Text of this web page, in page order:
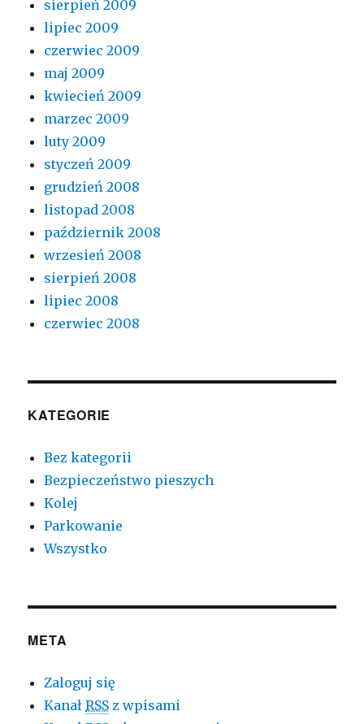
sierpień 2009
lipiec 2009
czerwiec 2009
maj 2009
kwiecień 2009
marzec 2009
luty 2009
styczeń 2009
grudzień 2008
listopad 2008
październik 2008
wrzesień 2008
sierpień 2008
lipiec 2008
czerwiec 2008
KATEGORIE
Bez kategorii
Bezpieczeństwo pieszych
Kolej
Parkowanie
Wszystko
META
Zaloguj się
KanałRSS z wpisami